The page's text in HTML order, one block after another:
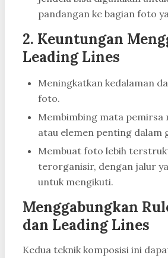
pandangan ke bagian foto
2. Keuntungan
Leading Lines
Meningkatkan kedalaman
foto.
Membimbing mata pemirsa
atau elemen penting dalam
Membuat foto lebih
terorganisir, dengan jalur
untuk mengikuti.
Menggabungkan
dan Leading Lines
Kedua teknik komposisi ini